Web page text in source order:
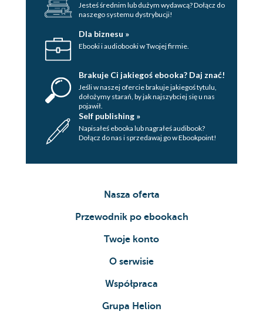
Jesteś średnim lub dużym wydawcą? Dołącz do
naszego systemu dystrybucji!
Dla biznesu »
Ebooki i audiobooki w Twojej firmie.
Brakuje Ci jakiegoś ebooka? Daj znać!
Jeśli w naszej ofercie brakuje jakiegoś tytulu,
dołożymy starań, by jak najszybciej się u nas
pojawił.
Self publishing »
Napisałeś ebooka lub nagrałeś audibook?
Dołącz do nas i sprzedawaj go w Ebookpoint!
Nasza oferta
Przewodnik po ebookach
Twoje konto
O serwisie
Współpraca
Grupa Helion